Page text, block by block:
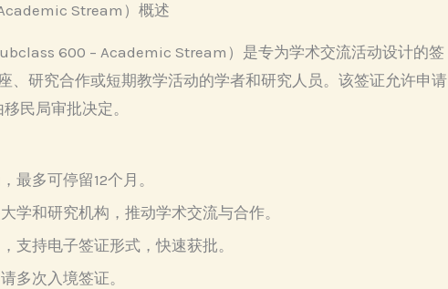
Stream）概述
600 – Academic Stream）是专为学术交流活动设计的签
、研究合作或短期教学活动的学者和研究人员。该签证允许申请
民局审批决定。
最多可停留12个月。
学和研究机构，推动学术交流与合作。
支持电子签证形式，快速获批。
多次入境签证。